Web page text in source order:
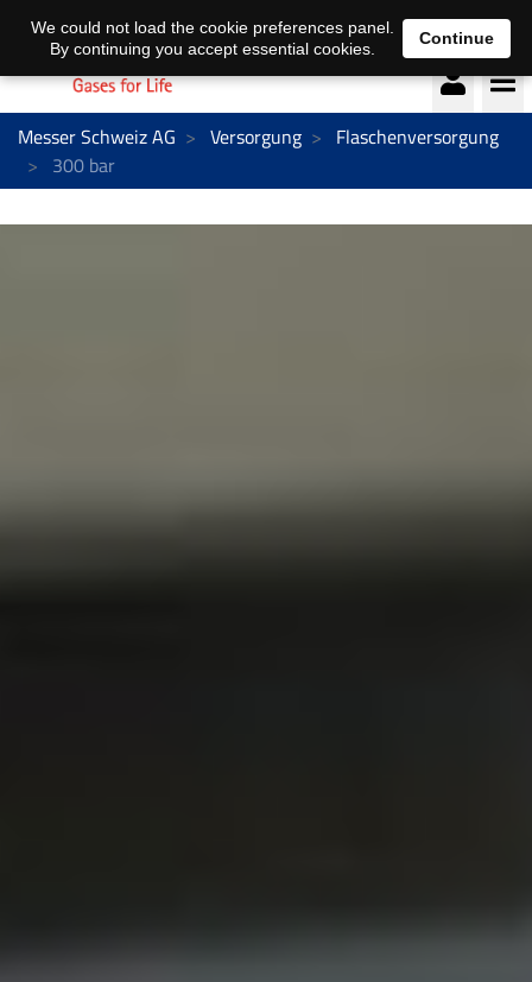
Deutsch français
Messer Schweiz AG Versorgung
Flaschenversorgung
300 bar
We could not load the cookie preferences panel.
By continuing you accept essential cookies.
Continue